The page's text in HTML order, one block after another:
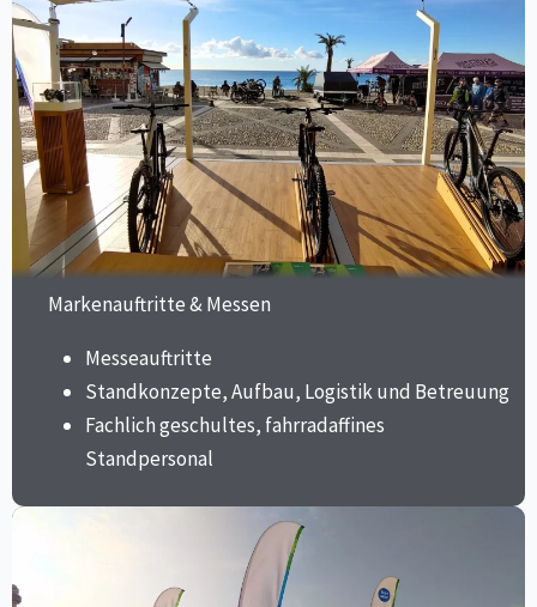
Markenauftritte & Messen
Messeauftritte
Standkonzepte, Aufbau, Logistik und Betreuung
Fachlich geschultes, fahrradaffines
Standpersonal